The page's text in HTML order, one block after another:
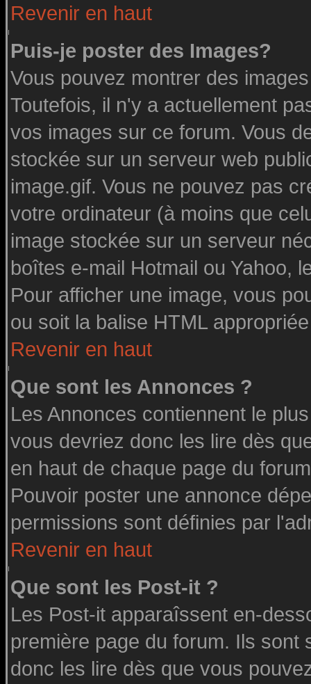
Revenir en haut
Puis-je poster des Images?
Vous pouvez montrer des
Toutefois, il n'y a actuellement
vos images sur ce forum. Vous
stockée sur un serveur web
image.gif. Vous ne pouvez pas
votre ordinateur (à moins que
image stockée sur un serveur
boîtes e-mail Hotmail ou Yahoo,
Pour afficher une image, vous
ou soit la balise HTML
Revenir en haut
Que sont les Annonces ?
Les Annonces contiennent le
vous devriez donc les lire dès
en haut de chaque page du
Pouvoir poster une annonce
permissions sont définies par
Revenir en haut
Que sont les Post-it ?
Les Post-it apparaîssent en-
première page du forum. Ils
donc les lire dès que vous